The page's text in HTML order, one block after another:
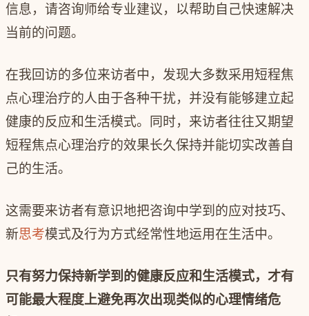
信息，请咨询师给专业建议，以帮助自己快速解决
当前的问题。
在我回访的多位来访者中，发现大多数采用短程焦
点心理治疗的人由于各种干扰，并没有能够建立起
健康的反应和生活模式。同时，来访者往往又期望
短程焦点心理治疗的效果长久保持并能切实改善自
己的生活。
这需要来访者有意识地把咨询中学到的应对技巧、
新思考模式及行为方式经常性地运用在生活中。
只有努力保持新学到的健康反应和生活模式，才有
可能最大程度上避免再次出现类似的心理情绪危